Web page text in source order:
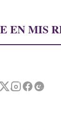
EN MIS